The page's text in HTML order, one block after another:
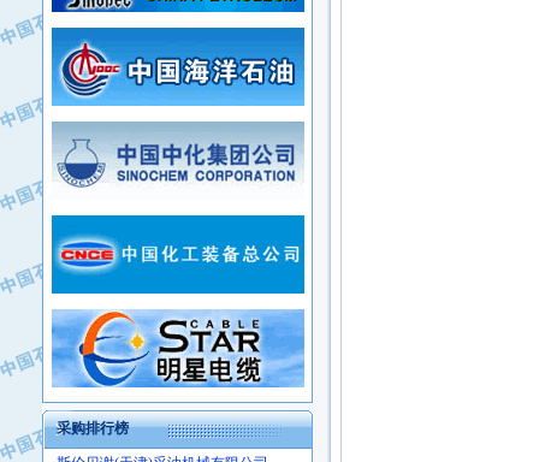
·常州市中兴石油化工助剂有限公司
·姜堰市三联助剂有限公司
·四川中光高技术研究所有限责任公司
·江苏天安防雷工程有限责任公司
·山东东营胜利工业园区
·自贡五洲防腐安装有限公司
采购排行榜
·新疆新冠控制系统工程有限公司
·新疆安维消防设施器材有限公司
·华北石油津工机械制造有限公司
·中国石化茂名石化分公司
·上海赛科石油化工有限责任公司
·河北卓唯钢管制造有限公司
·上海高桥石化
·中国石化扬子石油化工股份有限公司
·中国石化上海石油化工股份有限公司
·中国石油长庆油田分公司
·中国石油宁夏石化分公司
·山东墨龙石油机械股份有限公司
·大庆油田物资集团
·斯伦贝谢(天津)采油机械有限公司